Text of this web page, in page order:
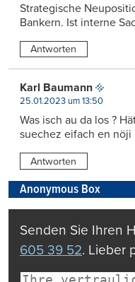
Strategische
Bankern. Ist interne
Antworten
Karl Baumann
25.01.2023 um 13:50
Was isch au da los ?
suechez eifach en nöji
Antworten
Anonymous Box
Senden Sie Ihren
605 39 52. Lieber